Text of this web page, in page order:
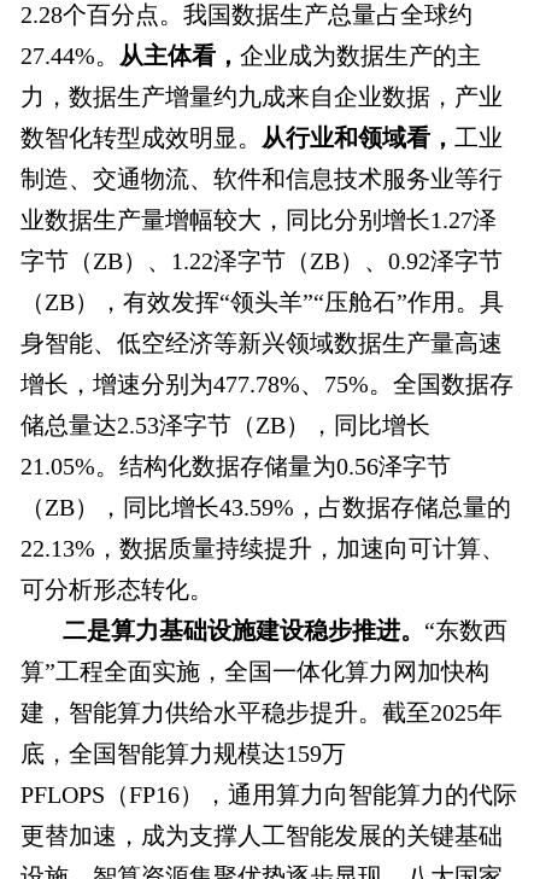
2.28个百分点。我国数据生产总量占全球约
27.44%。 从主体看，企业成为数据生产的主
力，数据生产增量约九成来自企业数据，产业
数智化转型成效明显。 从行业和领域看，工业
制造、交通物流、软件和信息技术服务业等行
业数据生产量增幅较大，同比分别增长1.27泽
字节（ZB）、1.22泽字节（ZB）、0.92泽字节
（ZB），有效发挥“领头羊”“压舱石”作用。具
身智能、低空经济等新兴领域数据生产量高速
增长，增速分别为477.78%、75%。全国数据存
储总量达2.53泽字节（ZB），同比增长
21.05%。结构化数据存储量为0.56泽字节
（ZB），同比增长43.59%，占数据存储总量的
22.13%，数据质量持续提升，加速向可计算、
可分析形态转化。
二是算力基础设施建设稳步推进。 “东数西
算”工程全面实施，全国一体化算力网加快构
建，智能算力供给水平稳步提升。截至2025年
底，全国智能算力规模达159万
PFLOPS（FP16），通用算力向智能算力的代际
更替加速，成为支撑人工智能发展的关键基础